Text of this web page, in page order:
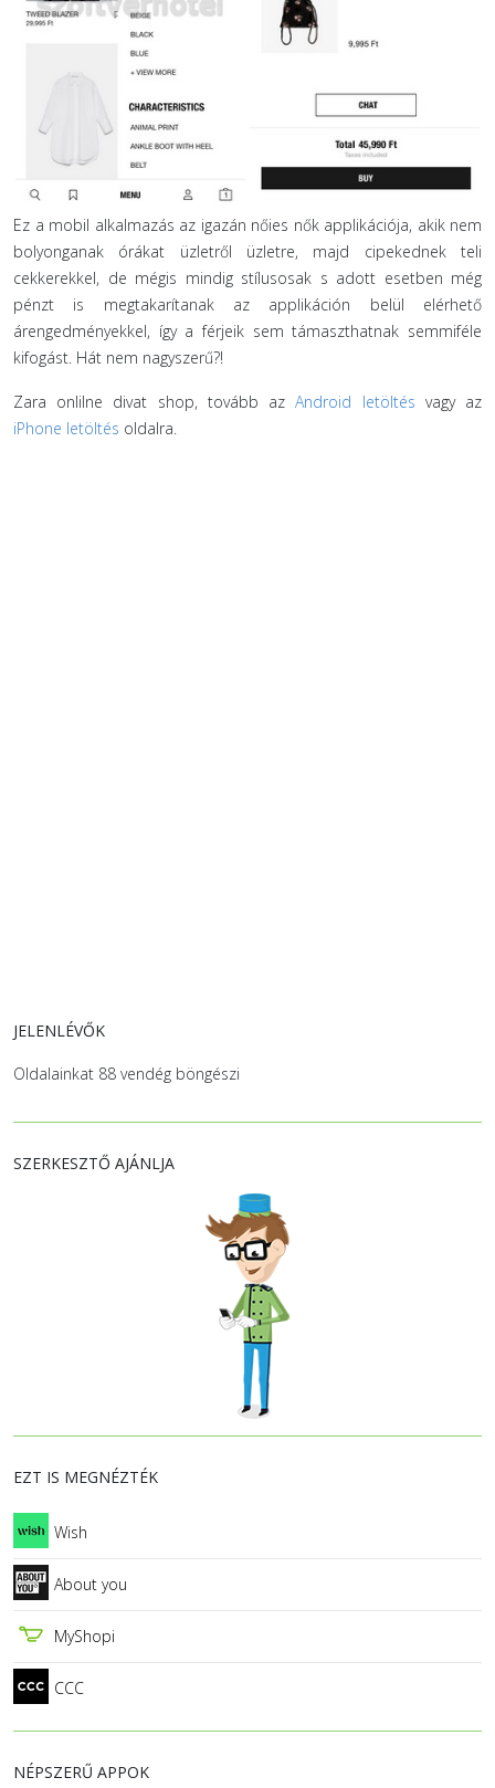
Ez a mobil alkalmazás az igazán nőies nők applikációja, akik nem
bolyonganak órákat üzletről üzletre, majd cipekednek teli
cekkerekkel, de mégis mindig stílusosak s adott esetben még
pénzt is megtakarítanak az applikáción belül elérhető
árengedményekkel, így a férjeik sem támaszthatnak semmiféle
kifogást. Hát nem nagyszerű?!
Zara onlilne divat shop, tovább azAndroid letöltés vagy az
iPhone letöltés oldalra.
JELENLÉVŐK
Oldalainkat 88 vendég böngészi
SZERKESZTŐ AJÁNLJA
EZT IS MEGNÉZTÉK
Wish
About you
MyShopi
CCC
NÉPSZERŰ APPOK